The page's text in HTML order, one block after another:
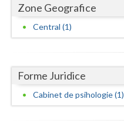
Maramures
Mehedinti
Neamt
Zone Geografice
Central (1)
Forme Juridice
Cabinet de psihologie (1)